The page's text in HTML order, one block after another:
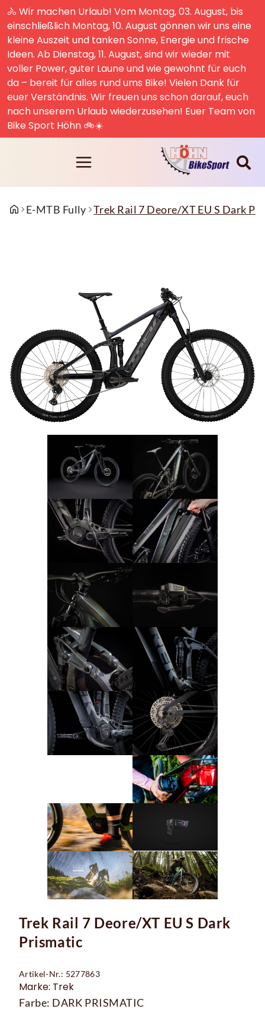
🚴 Wir machen Urlaub! Vom Montag, 03. August, bis
einschließlich Montag, 10. August gönnen wir uns eine
kleine Auszeit und tanken Sonne, Energie und frische
Ideen. Ab Dienstag, 11. August, sind wir wieder mit
voller Power, guter Laune und wie gewohnt für euch
da – bereit für alles rund ums Bike! Vielen Dank für
euer Verständnis. Wir freuen uns schon darauf, euch
nach unserem Urlaub wiederzusehen! Euer Team von
Bike Sport Höhn 🚲☀️
E-MTB Fully Trek Rail 7 Deore/XT EU S Dark
Trek Rail 7 Deore/XT EU S Dark
Prismatic
Artikel-Nr.: 5277863
Marke: Trek
Farbe: DARK PRISMATIC